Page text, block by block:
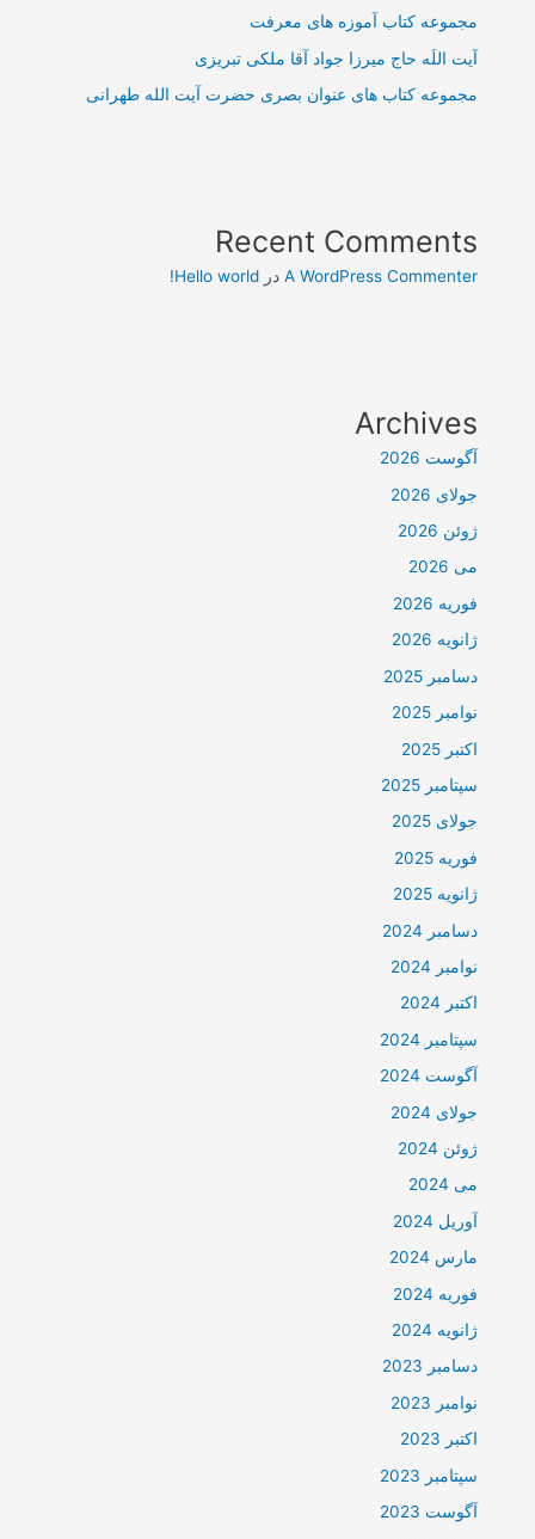
مجموعه کتاب آموزه های معرفت
آیت اللَه حاج میرزا جواد آقا ملکی تبریزی
مجموعه کتاب های عنوان بصری حضرت آیت الله طهرانی
Recent Comments
A WordPress Commenter درHello world!
Archives
آگوست 2026
جولای 2026
ژوئن 2026
می 2026
فوریه 2026
ژانویه 2026
دسامبر 2025
نوامبر 2025
اکتبر 2025
سپتامبر 2025
جولای 2025
فوریه 2025
ژانویه 2025
دسامبر 2024
نوامبر 2024
اکتبر 2024
سپتامبر 2024
آگوست 2024
جولای 2024
ژوئن 2024
می 2024
آوریل 2024
مارس 2024
فوریه 2024
ژانویه 2024
دسامبر 2023
نوامبر 2023
اکتبر 2023
سپتامبر 2023
آگوست 2023